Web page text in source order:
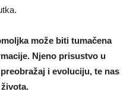
može biti tumačena
Njeno prisustvo u
i evoluciju, te nas